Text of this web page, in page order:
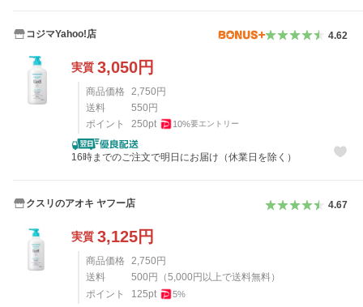
コジマYahoo!店 4.62
実質 3,050円
商品価格 2,750円
送料
550円
ポイント
250pt 10%要エントリー
16時までのご注文で明日にお届け（休業日を除く）
クスリのアオキ ヤフー店 4.67
実質 3,125円
商品価格 2,750 円
送料
500 円 （5,000 円以上で送料無料）
ポイント
125pt 5%